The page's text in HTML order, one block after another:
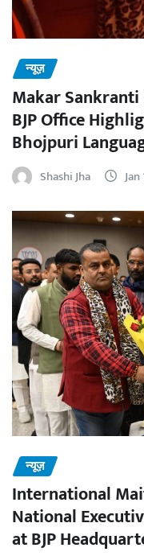
न्यूज़
Makar
BJP Office
Bhojpuri
Shashi Jha
न्यूज़
International
National
at BJP